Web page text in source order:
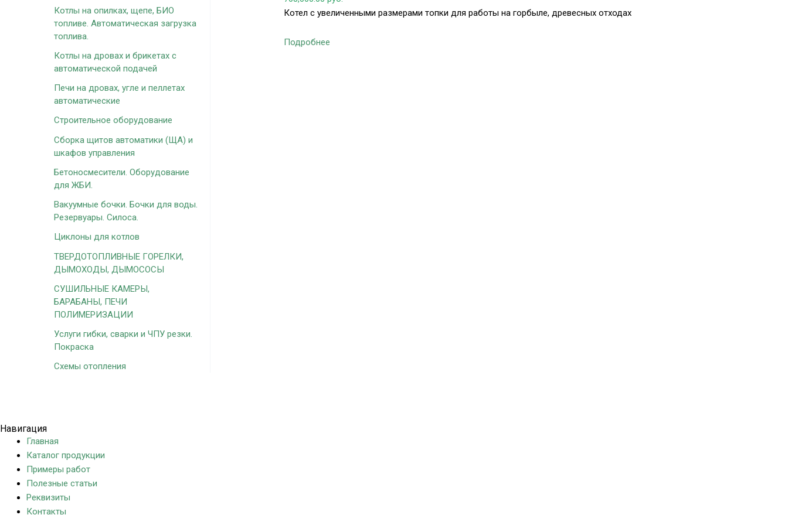
Котлы на опилках, щепе, БИО
топливе. Автоматическая загрузка
топлива.
Котлы на дровах и брикетах с
автоматической подачей
Печи на дровах, угле и пеллетах
автоматические
Строительное оборудование
Сборка щитов автоматики (ЩА) и
шкафов управления
Бетоносмесители. Оборудование
для ЖБИ.
Вакуумные бочки. Бочки для воды.
Резервуары. Силоса.
Циклоны для котлов
ТВЕРДОТОПЛИВНЫЕ ГОРЕЛКИ,
ДЫМОХОДЫ, ДЫМОСОСЫ
СУШИЛЬНЫЕ КАМЕРЫ,
БАРАБАНЫ, ПЕЧИ
ПОЛИМЕРИЗАЦИИ
Услуги гибки, сварки и ЧПУ резки.
Покраска
Схемы отопления
Котел с увеличенными размерами топки для работы на горбыле, древесных отходах
Подробнее
Навигация
Главная
Каталог продукции
Примеры работ
Полезные статьи
Реквизиты
Контакты